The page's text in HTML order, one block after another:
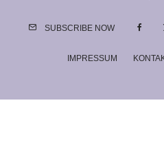
SUBSCRIBE NOW
IMPRESSUM